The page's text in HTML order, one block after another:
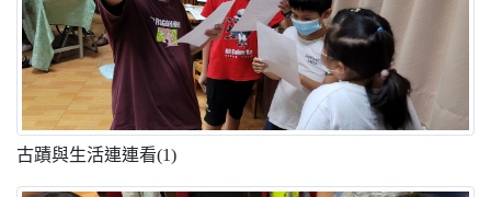
古蹟與生活連連看(1)